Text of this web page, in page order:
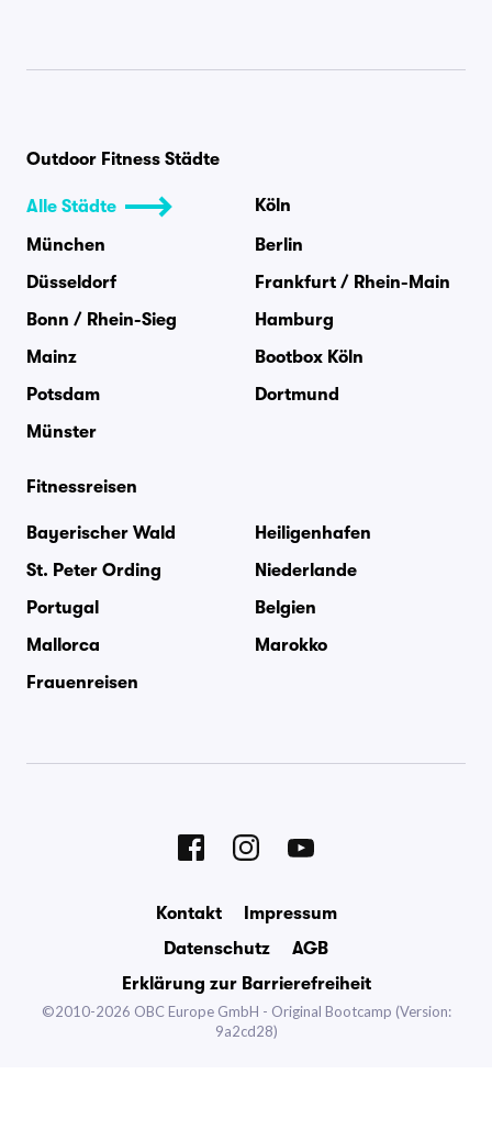
Outdoor Fitness Städte
Alle Städte
Köln
München
Berlin
Düsseldorf
Frankfurt / Rhein-Main
Bonn / Rhein-Sieg
Hamburg
Mainz
Bootbox Köln
Potsdam
Dortmund
Münster
Fitnessreisen
Bayerischer Wald
Heiligenhafen
St. Peter Ording
Niederlande
Portugal
Belgien
Mallorca
Marokko
Frauenreisen
Kontakt
Impressum
Datenschutz
AGB
Erklärung zur Barrierefreiheit
©2010-2026 OBC Europe GmbH - Original Bootcamp (Version:
9a2cd28)